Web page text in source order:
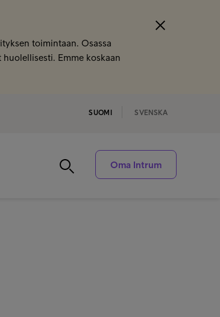
toimintaan. Osassa
Emme koskaan
SUOMI SVENSKA
Oma Intrum